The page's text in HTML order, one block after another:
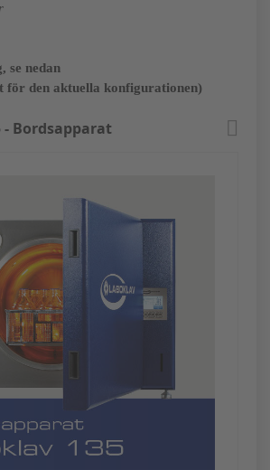
se nedan
för den aktuella konfigurationen)
- Bordsapparat